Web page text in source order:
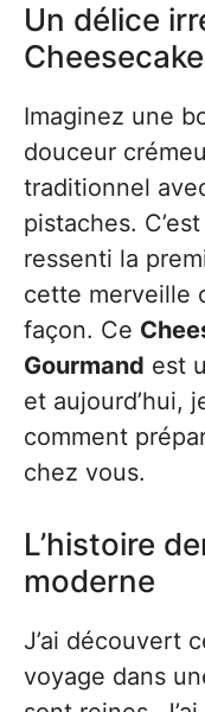
Un délice
Imaginez une
douceur
traditionnel
pistaches.
ressenti la
cette merveille
façon. Ce
Gourmand est
et aujourd’hui,
comment
chez vous.
L’histoire
moderne
J’ai découvert
voyage dans